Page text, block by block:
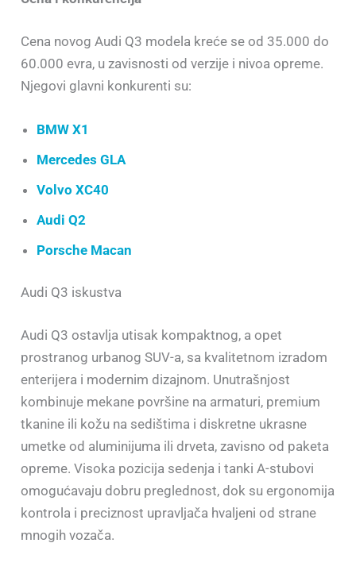
Cena novog Audi Q3 modela kreće se od 35.000 do
60.000 evra, u zavisnosti od verzije i nivoa opreme.
Njegovi glavni konkurenti su:
BMW X1
Mercedes GLA
Volvo XC40
Audi Q2
Porsche Macan
Audi Q3 iskustva
Audi Q3 ostavlja utisak kompaktnog, a opet
prostranog urbanog SUV-a, sa kvalitetnom izradom
enterijera i modernim dizajnom. Unutrašnjost
kombinuje mekane površine na armaturi, premium
tkanine ili kožu na sedištima i diskretne ukrasne
umetke od aluminijuma ili drveta, zavisno od paketa
opreme. Visoka pozicija sedenja i tanki A-stubovi
omogućavaju dobru preglednost, dok su ergonomija
kontrola i preciznost upravljača hvaljeni od strane
mnogih vozača.